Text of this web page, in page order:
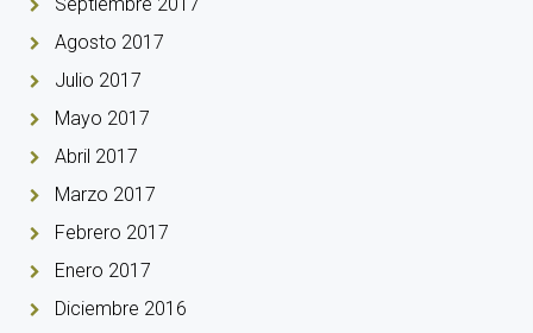
Septiembre 2017
Agosto 2017
Julio 2017
Mayo 2017
Abril 2017
Marzo 2017
Febrero 2017
Enero 2017
Diciembre 2016